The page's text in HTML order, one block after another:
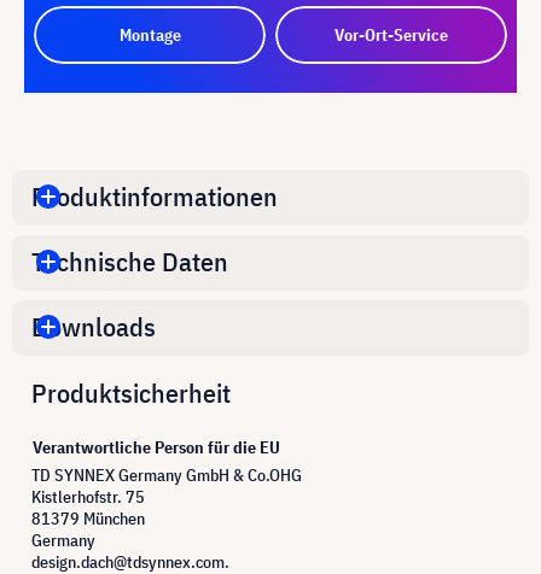
Montage Vor-Ort-Service
Produktinformationen
Technische Daten
Downloads
Produktsicherheit
Verantwortliche Person für die EU
TD SYNNEX Germany GmbH & Co.OHG
Kistlerhofstr. 75
81379 München
Germany
design.dach@tdsynnex.com.